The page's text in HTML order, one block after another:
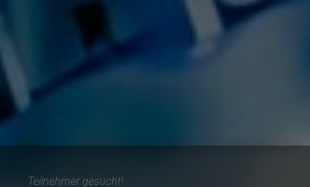
Teilnehmer gesucht!